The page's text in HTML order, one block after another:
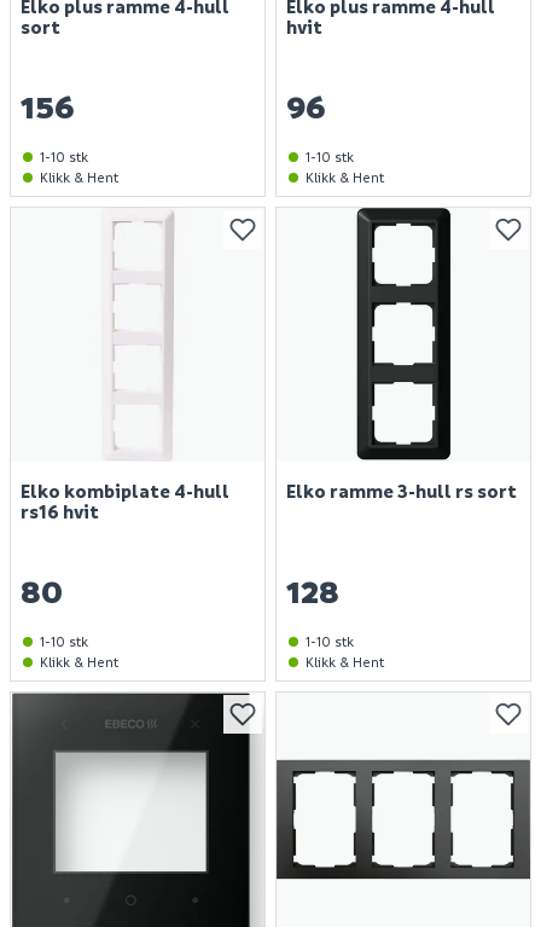
Elko plus ramme 4-hull
sort
156
1-10 stk
Klikk & Hent
Elko plus ramme 4-hull
hvit
96
1-10 stk
Klikk & Hent
Elko kombiplate 4-hull
rs16 hvit
80
1-10 stk
Klikk & Hent
Elko ramme 3-hull rs sort
128
1-10 stk
Klikk & Hent